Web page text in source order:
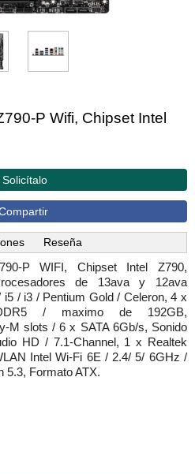
P Wifi, Chipset Intel
Solicítalo
Reseña
P WIFI, Chipset Intel Z790,
de 13ava y 12ava
/ i3 / Pentium Gold / Celeron, 4 x
/ maximo de 192GB,
M slots / 6 x SATA 6Gb/s, Sonido
HD / 7.1-Channel, 1 x Realtek
Intel Wi-Fi 6E / 2.4/ 5/ 6GHz /
5.3, Formato ATX.